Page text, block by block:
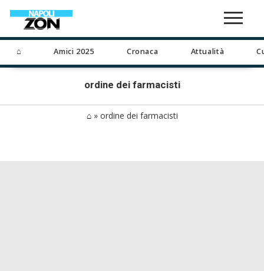
⌂ Amici 2025 Cronaca Attualità
ordine dei farmacisti
⌂» ordine dei farmacisti